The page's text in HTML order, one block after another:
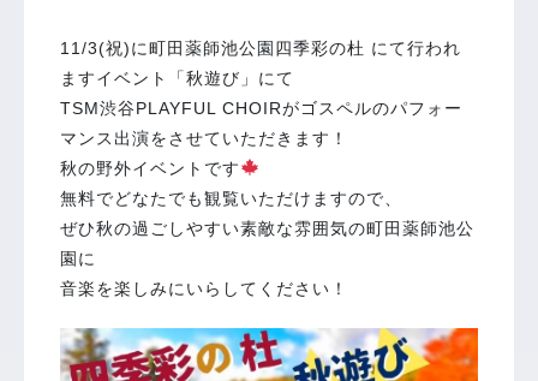
11/3(祝)に町田薬師池公園四季彩の杜 にて行われ
ますイベント「秋遊び」にて
TSM渋谷PLAYFUL CHOIRがゴスペルのパフォー
マンス出演をさせていただきます！
秋の野外イベントです
無料でどなたでも観覧いただけますので、
ぜひ秋の過ごしやすい素敵な雰囲気の町田薬師池公
園に
音楽を楽しみにいらしてください！